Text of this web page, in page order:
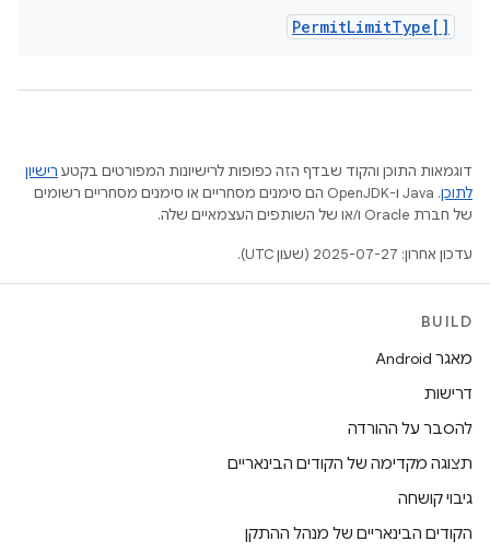
PermitLimitType[]
דוגמאות התוכן והקוד שבדף הזה כפופות לרישיונות המפורטים בקטע רישיון
לתוכן
.‏ Java ו-OpenJDK הם סימנים מסחריים או סימנים מסחריים רשומים
של חברת Oracle ו/או של השותפים העצמאיים שלה.
עדכון אחרון: 2025-07-27 (שעון UTC).
BUILD
מאגר Android
דרישות
להסבר על ההורדה
תצוגה מקדימה של הקודים הבינאריים
גיבוי קושחה
הקודים הבינאריים של מנהל ההתקן